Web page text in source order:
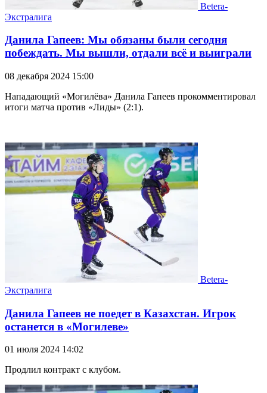
Betera-
Экстралига
Данила Гапеев: Мы обязаны были сегодня
побеждать. Мы вышли, отдали всё и выиграли
08 декабря 2024 15:00
Нападающий «Могилёва» Данила Гапеев прокомментировал
итоги матча против «Лиды» (2:1).
Betera-
Экстралига
Данила Гапеев не поедет в Казахстан. Игрок
останется в «Могилеве»
01 июля 2024 14:02
Продлил контракт с клубом.